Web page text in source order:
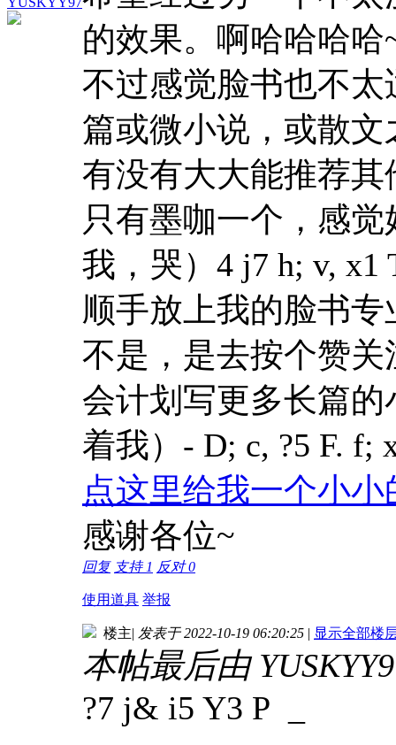
的效果。啊哈哈哈哈
不过感觉脸书也不
篇或微小说，或散文
有没有大大能推荐
只有墨咖一个，感
我，哭） 4 j7 h; v, x1
顺手放上我的脸书
不是，是去按个赞关
会计划写更多长篇
着我） - D; c, ?5 F. f;
点这里给我一个小小
感谢各位~
回复 支持 1 反对0
使用道具 举报
楼主| 发表于 2022-10-19 06:20:25 | 显示全部楼
本帖最后由
?7 j& i5 Y3 P _